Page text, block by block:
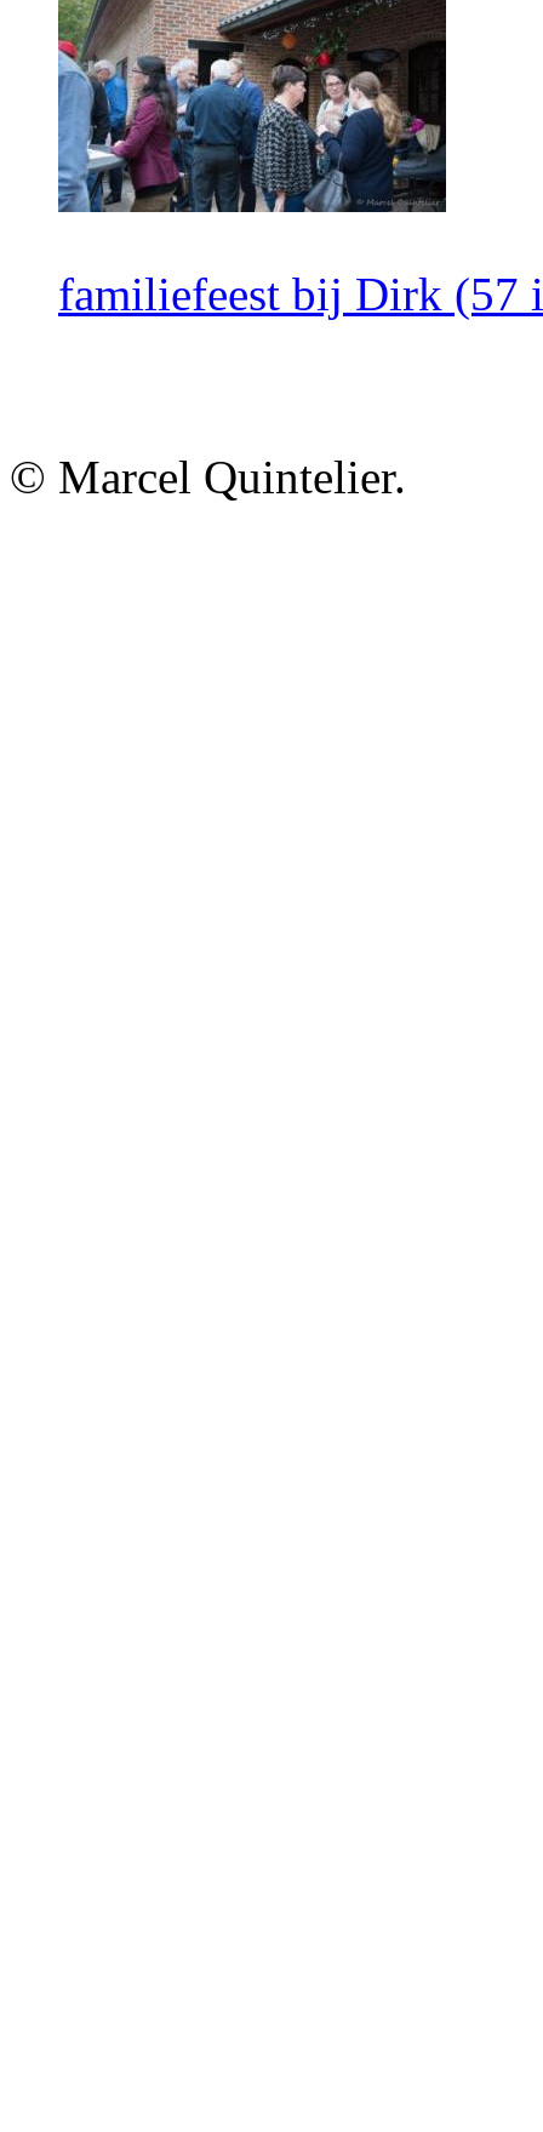
familiefeest bij Dirk (57
© Marcel Quintelier.